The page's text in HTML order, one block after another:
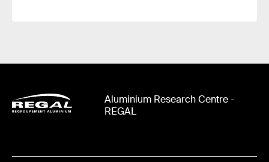
Aluminium Research Centre -
REGAL